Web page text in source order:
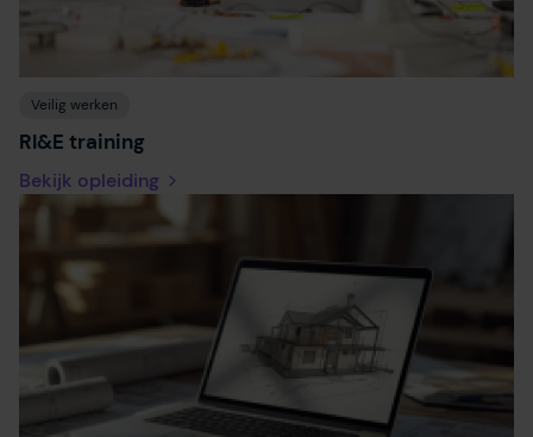
Veilig werken
RI&E training
Bekijk opleiding